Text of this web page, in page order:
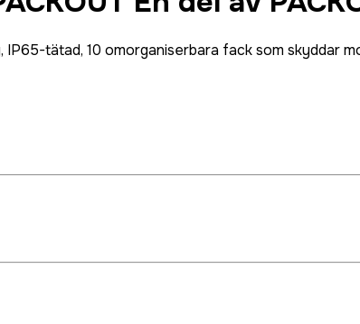
IP65-tätad, 10 omorganiserbara fack som skyddar